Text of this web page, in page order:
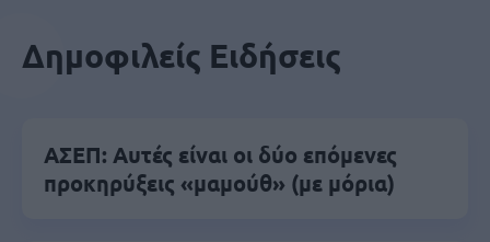
Δημοφιλείς Ειδήσεις
ΑΣΕΠ: Αυτές είναι οι δύο επόμενες
προκηρύξεις «μαμούθ» (με μόρια)